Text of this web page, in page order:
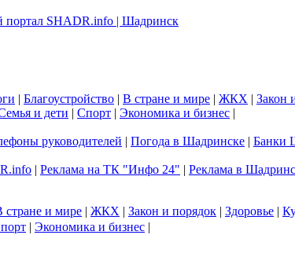
| Благоустройство | В стране и мире | ЖКХ | Закон
и дети | Спорт | Экономика и бизнес |
руководителей | Погода в Шадринске | Банки
| Реклама на ТК "Инфо 24" | Реклама в
стране и мире | ЖКХ | Закон и порядок | Здоровье |
| Экономика и бизнес |